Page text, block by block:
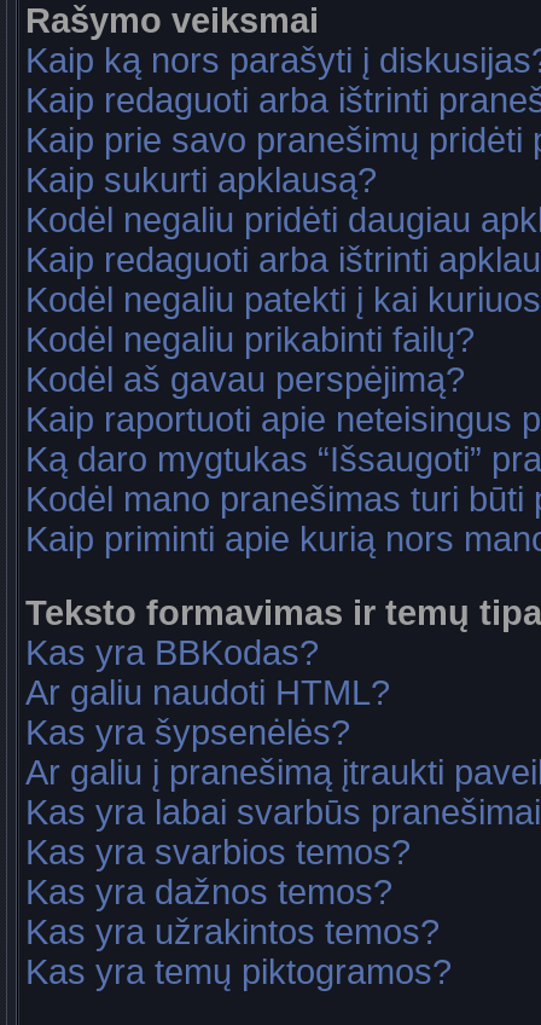
Rašymo veiksmai
Kaip ką nors parašyti į
Kaip redaguoti arba ištrinti
Kaip prie savo pranešimų pridėti
Kaip sukurti apklausą?
Kodėl negaliu pridėti daugiau
Kaip redaguoti arba ištrinti
Kodėl negaliu patekti į kai
Kodėl negaliu prikabinti failų?
Kodėl aš gavau perspėjimą?
Kaip raportuoti apie neteisingus
Ką daro mygtukas “Išsaugoti”
Kodėl mano pranešimas turi būti
Kaip priminti apie kurią nors
Teksto formavimas ir temų
Kas yra BBKodas?
Ar galiu naudoti HTML?
Kas yra šypsenėlės?
Ar galiu į pranešimą įtraukti
Kas yra labai svarbūs
Kas yra svarbios temos?
Kas yra dažnos temos?
Kas yra užrakintos temos?
Kas yra temų piktogramos?